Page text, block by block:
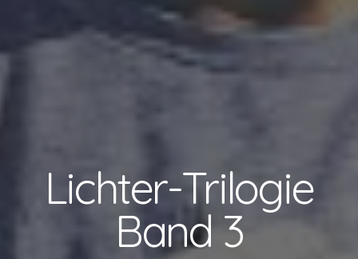
Lichter-Trilogie
Band 3